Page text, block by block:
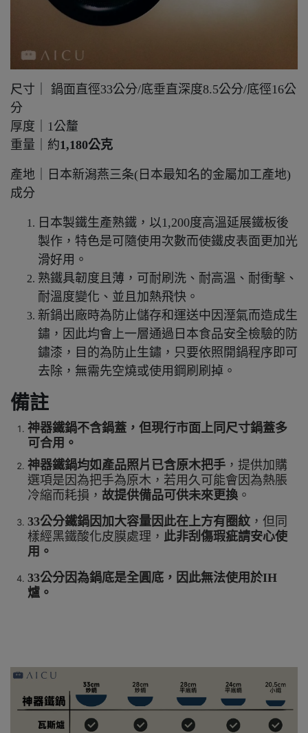
尺寸｜ 鍋面直徑33公分/底垂直深度8.5公分/底徑16公
分
厚度｜1公釐
重量｜約1,180公克
產地｜日本新潟燕三条(日本最知名的金屬加工產地)
成分
日本製鐵生產熟鐵，以1,200度高溫延展鐵板後
製作，特色是可隨使用次數而使鐵皮表面更加光
滑好用。
熟鐵具韌度且薄，可耐刷洗、耐高溫、耐衝擊、
耐溫度變化、並且加熱飛快。
新鍋出廠時為防止儲存和運送中因溼氣而造成生
鏽，因此均會上一層通過日本食品安全檢驗的防
鏽漆，目的為防止生鏽，只要依照開鍋程序即可
去除，無需先空燒或使用鋼刷刷掉。
備註
神器鐵鍋不含鍋蓋 ，但現行市面上同尺寸鍋蓋多
可合用。
神器鐵鍋均如產品照片已含原木把手 ，提供加購
選項是因為把手為原木，若用久可能會因為熱脹
冷縮而耗損， 故提供備品可供未來更換 。
33公分鐵鍋因加大容量因此在上方有圈紋 ，但同
樣經黑鐵酸化皮膜處理， 此非刮傷瑕疵請安心使
用。
33公分因為鍋底是全圓底，因此無法使用於IH
爐。